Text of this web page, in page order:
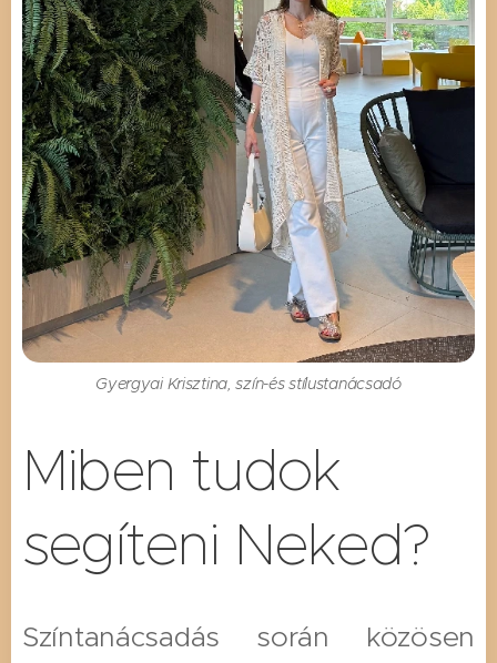
Gyergyai Krisztina, szín-és stílustanácsadó
Miben tudok
segíteni Neked?
Színtanácsadás során közösen